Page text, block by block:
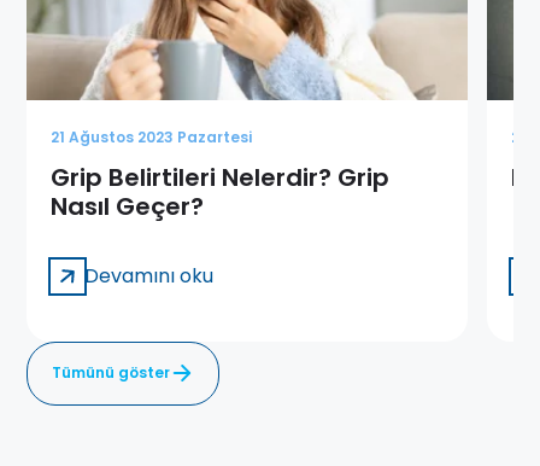
21 Ağustos 2023 Pazartesi
Grip Belirtileri Nelerdir? Grip
Nasıl Geçer?
Devamını oku
21
Tümünü göster